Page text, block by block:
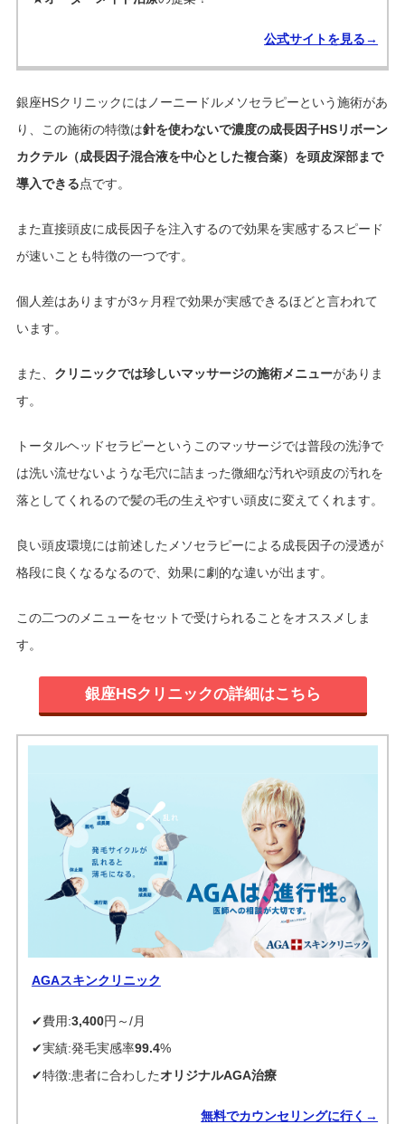
公式サイトを見る→
銀座HSクリニックにはノーニードルメソセラピーという施術があ
り、この施術の特徴は針を使わないで濃度の成長因子HSリボーン
カクテル（成長因子混合液を中心とした複合薬）を頭皮深部まで
導入できる点です。
また直接頭皮に成長因子を注入するので効果を実感するスピード
が速いことも特徴の一つです。
個人差はありますが3ヶ月程で効果が実感できるほどと言われて
います。
また、 クリニックでは珍しいマッサージの施術メニューがありま
す。
トータルヘッドセラピーというこのマッサージでは普段の洗浄で
は洗い流せないような毛穴に詰まった微細な汚れや頭皮の汚れを
落としてくれるので髪の毛の生えやすい頭皮に変えてくれます。
良い頭皮環境には前述したメソセラピーによる成長因子の浸透が
格段に良くなるなるので、効果に劇的な違いが出ます。
この二つのメニューをセットで受けられることをオススメしま
す。
銀座HSクリニックの詳細はこちら
AGAスキンクリニック
✔費用:3,400円～/月
✔実績:発毛実感率99.4%
✔特徴:患者に合わしたオリジナルAGA治療
無料でカウンセリングに行く→